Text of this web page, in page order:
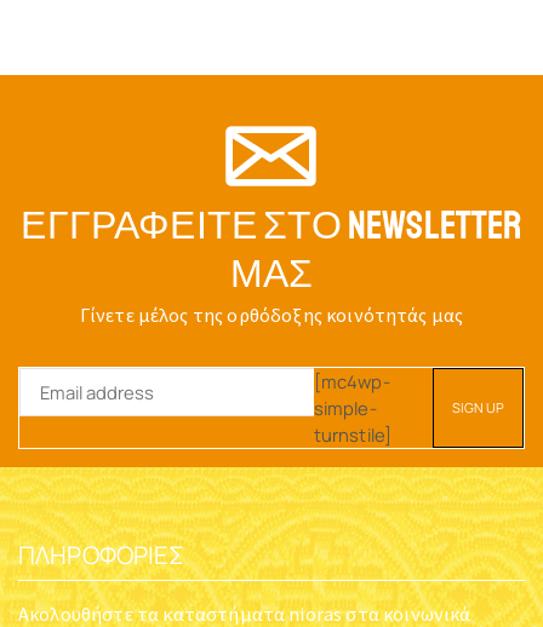
ΕΓΓΡΑΦΕΊΤΕ ΣΤΟ NEWSLETTER
ΜΑΣ
Γίνετε μέλος της ορθόδοξης κοινότητάς μας
[mc4wp-
simple-
turnstile]
ΠΛΗΡΟΦΟΡΊΕΣ
Ακολουθήστε τα καταστήματα nioras στα κοινωνικά